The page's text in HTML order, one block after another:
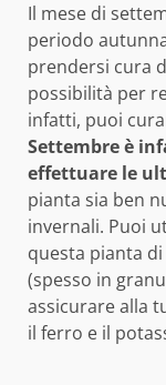
Il mese di
periodo
prendersi cura
possibilità per
infatti, puoi
Settembre è
effettuare le
pianta sia ben
invernali. Puoi
questa pianta
(spesso in
assicurare alla
il ferro e il